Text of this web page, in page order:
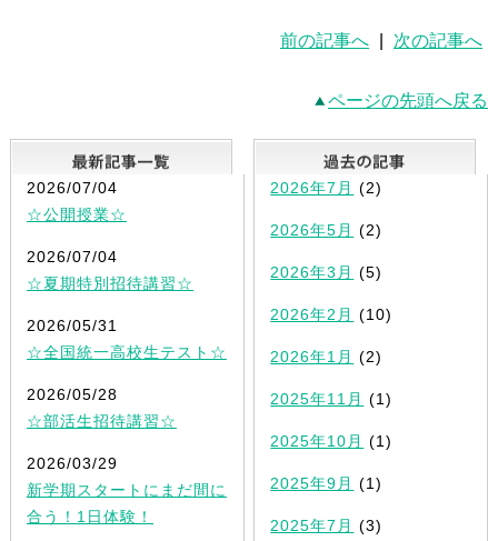
前の記事へ 次の記事へ
ページの先頭へ戻る
最新記事一覧
2026/07/04
☆公開授業☆
2026/07/04
☆夏期特別招待講習☆
2026/05/31
☆全国統一高校生テスト☆
2026/05/28
☆部活生招待講習☆
2026/03/29
新学期スタートにまだ間に
合う！1日体験！
2026年7月 (2)
2026年5月 (2)
2026年3月 (5)
2026年2月 (10)
2026年1月 (2)
2025年11月 (1)
2025年10月 (1)
2025年9月 (1)
2025年7月 (3)